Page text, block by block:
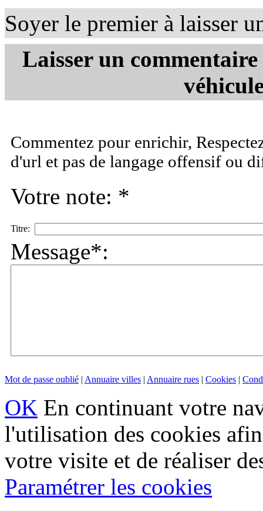
Soyer le premier à laisser
Laisser un
Commentez pour enrichir,
d'url et pas de langage offensif ou
Votre note: *
Titre:
Message*:
Mot de passe oublié | Annuaire villes | Annuaire rues | Cookies |
OK En continuant votre
l'utilisation des cookies
votre visite et de réaliser
Paramétrer les cookies